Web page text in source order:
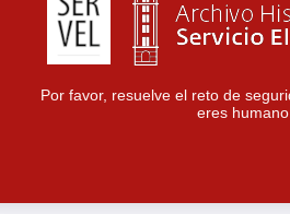
Por favor, resuelve el reto de
eres humano.